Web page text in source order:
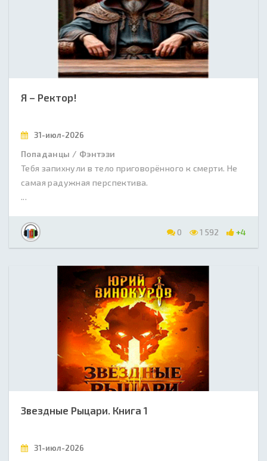
Я – Ректор!
31-июл-2026
Попаданцы / Фэнтэзи
Тебя запихнули в тело приговорённого к смерти. Не
самая радужная перспектива.
...
0 1 592 +4
Звездные Рыцари. Книга 1
31-июл-2026